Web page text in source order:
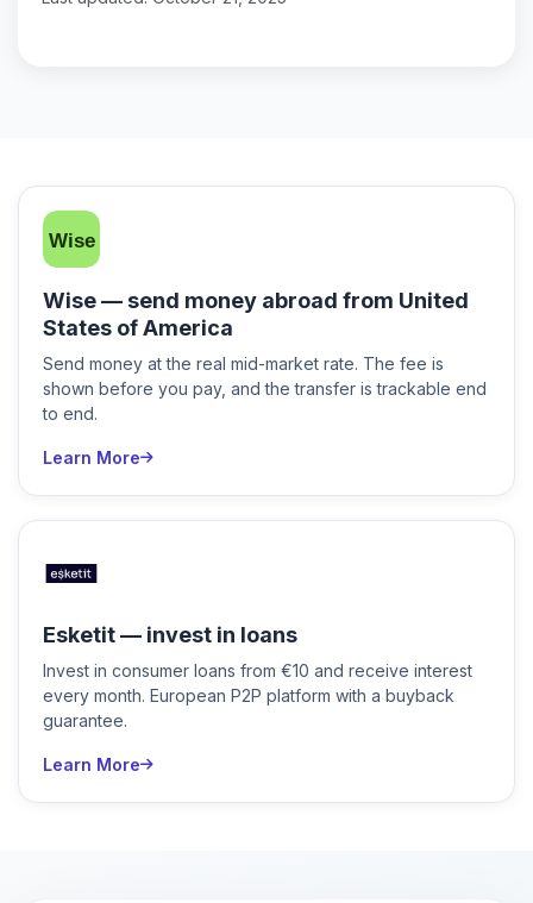
Wise — send money abroad from United
States of America
Send money at the real mid-market rate. The fee is
shown before you pay, and the transfer is trackable end
to end.
Learn More
Esketit — invest in loans
Invest in consumer loans from €10 and receive interest
every month. European P2P platform with a buyback
guarantee.
Learn More